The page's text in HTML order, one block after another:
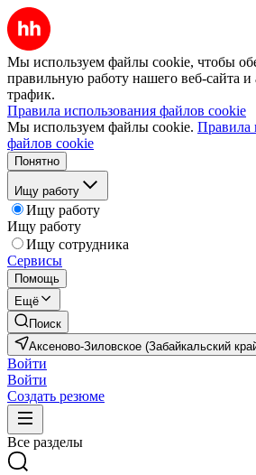
Мы используем файлы cookie, чтобы
правильную работу нашего веб-сайта и
трафик.
Правила использования файлов cookie
Мы используем файлы cookie. Правила
файлов cookie
Понятно
Ищу работу
Ищу работу
Ищу работу
Ищу сотрудника
Сервисы
Помощь
Ещё
Поиск
Аксеново-Зиловское (Забайкальский
Войти
Войти
Создать резюме
Все разделы